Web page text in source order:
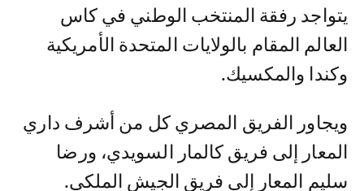
يتواجد رفقة المنتخب الوطني في كاس
العالم المقام بالولايات المتحدة الأمريكية
وكندا والمكسيك.
ويجاور الفريق المصري كل من أشرف داري
المعار إلى فريق كالمار السويدي، ورضا
سليم المعار إلى فريق الجيش الملكي.